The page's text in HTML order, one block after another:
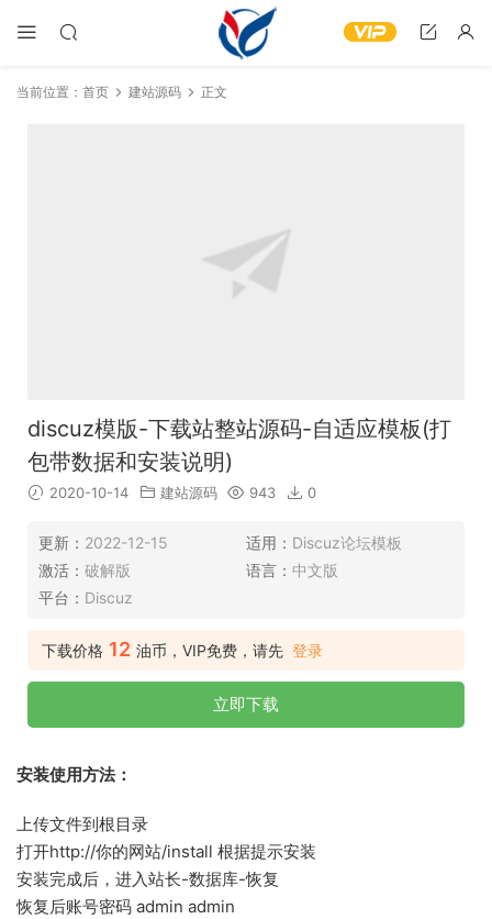
当前位置： 首页 建站源码 正文
discuz模版-下载站整站源码-自适应模板(打
包带数据和安装说明)
2020-10-14 建站源码 943 0
更新： 2022-12-15 适用： Discuz论坛模板
激活： 破解版 语言： 中文版
平台： Discuz
下载价格 12 油币，VIP免费，请先 登录
立即下载
安装使用方法：
上传文件到根目录
打开http://你的网站/install 根据提示安装
安装完成后，进入站长-数据库-恢复
恢复后账号密码 admin admin